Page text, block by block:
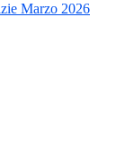
Marzo 2026